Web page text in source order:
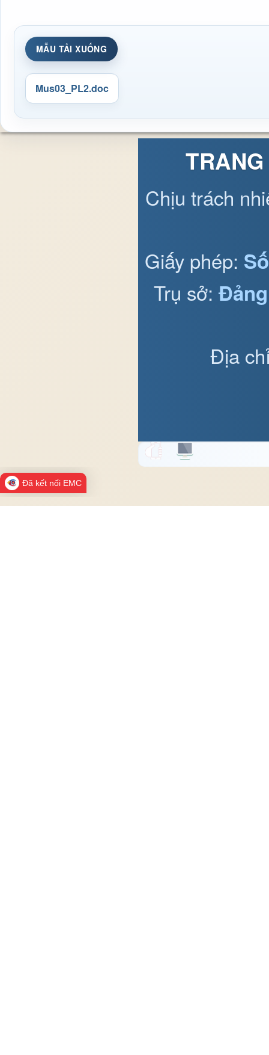
MẪU TẢI XUỐNG
Mus03_PL2.doc
Chịu trách
Giấy phép:
Trụ sở:
Địa
Đã kết nối EMC